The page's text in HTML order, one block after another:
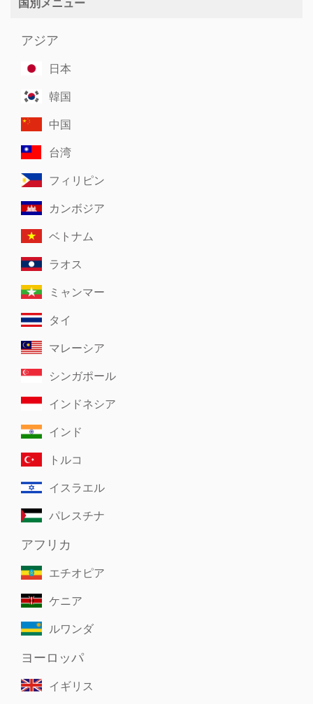
国別メニュー
アジア
日本
韓国
中国
台湾
フィリピン
カンボジア
ベトナム
ラオス
ミャンマー
タイ
マレーシア
シンガポール
インドネシア
インド
トルコ
イスラエル
パレスチナ
アフリカ
エチオピア
ケニア
ルワンダ
ヨーロッパ
イギリス